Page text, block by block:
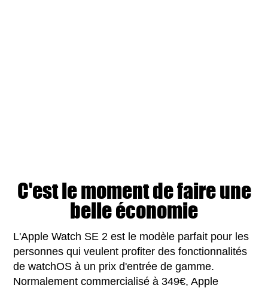
C'est le moment de faire une
belle économie
L'Apple Watch SE 2 est le modèle parfait pour les
personnes qui veulent profiter des fonctionnalités
de watchOS à un prix d'entrée de gamme.
Normalement commercialisé à 349€, Apple